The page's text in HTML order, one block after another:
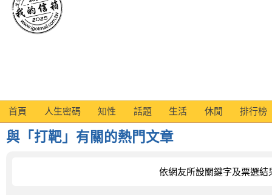
首頁 人生密碼 知性 話題 生活 休閒 排行榜
與「打靶」有關的熱門文章
依網友所設關鍵字及票選結